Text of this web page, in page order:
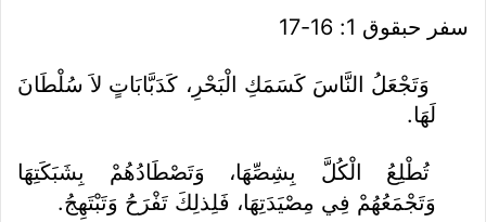
سفر حبقوق 1: 16-17
وَتَجْعَلُ النَّاسَ كَسَمَكِ الْبَحْرِ، كَدَبَّابَاتٍ لاَ سُلْطَانَ
لَهَا.
تُطْلِعُ الْكُلَّ بِشِصِّهَا، وَتَصْطَادُهُمْ بِشَبَكَتِهَا
وَتَجْمَعُهُمْ فِي مِصْيَدَتِهَا، فَلِذلِكَ تَفْرَحُ وَتَبْتَهِجُ.